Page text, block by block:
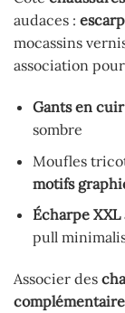
audaces :
mocassins
association
Gants en
sombre
Moufles
motifs
Écharpe
pull
Associer des